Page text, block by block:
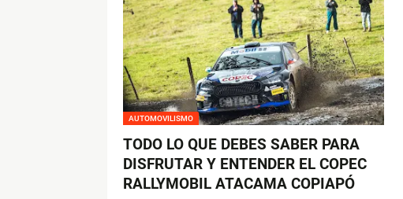
AUTOMOVILISMO
TODO LO QUE DEBES SABER PARA
DISFRUTAR Y ENTENDER EL COPEC
RALLYMOBIL ATACAMA COPIAPÓ